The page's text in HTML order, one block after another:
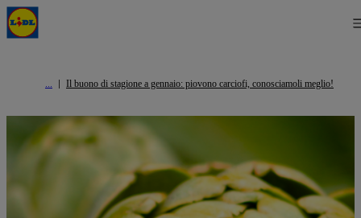
Il buono di stagione a gennaio: piovono carciofi, conosciamoli meglio!